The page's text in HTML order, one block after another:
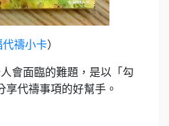
代禱小卡）
會面臨的難題，是以「勾
享代禱事項的好幫手。